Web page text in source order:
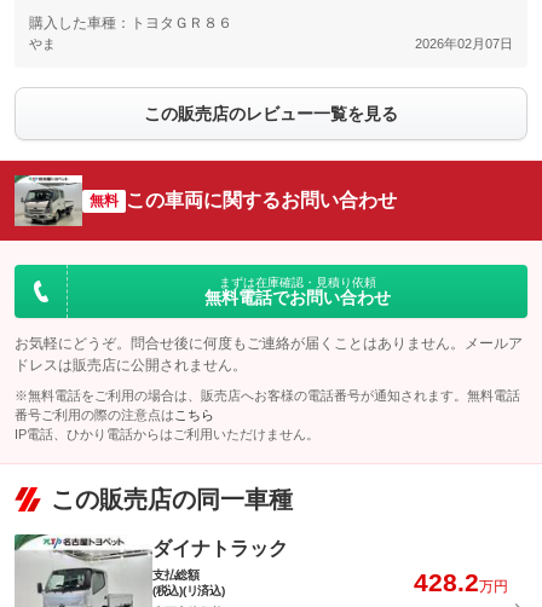
購入した車種：トヨタＧＲ８６
やま 2026年02月07日
この販売店のレビュー一覧を見る
無料 この車両に関するお問い合わせ
まずは在庫確認・見積り依頼
無料電話でお問い合わせ
お気軽にどうぞ。問合せ後に何度もご連絡が届くことはありません。メールア
ドレスは販売店に公開されません。
※無料電話をご利用の場合は、販売店へお客様の電話番号が通知されます。無料電話
番号ご利用の際の注意点は こちら
IP電話、ひかり電話からはご利用いただけません。
この販売店の同一車種
ダイナトラック
支払総額
(税込)(リ済込)
428.2万円